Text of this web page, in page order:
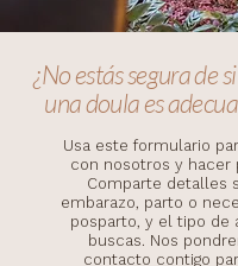
¿No estás segura de
una doula es
Usa este formulario
con nosotros y hacer
Comparte detalles
embarazo, parto o
posparto, y el tipo de
buscas. Nos
contacto contigo